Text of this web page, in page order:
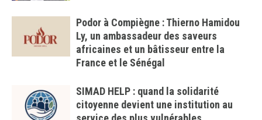
Podor à Compiègne : Thierno Hamidou
Ly, un ambassadeur des saveurs
africaines et un bâtisseur entre la
France et le Sénégal
SIMAD HELP : quand la solidarité
citoyenne devient une institution au